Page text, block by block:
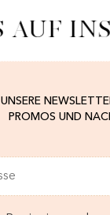
AUF
PROMOS UND